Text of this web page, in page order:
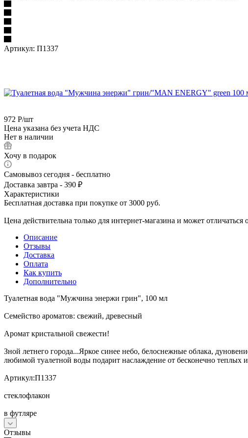
Артикул: П1337
972 Р/шт
Цена указана без учета НДС
Нет в наличии
Хочу в подарок
Самовывоз сегодня - бесплатно
Доставка завтра - 390 ₽
Характеристики
Бесплатная доставка при покупке от 3000 руб.
Цена действительна только для интернет-магазина и может
Описание
Отзывы
Доставка
Оплата
Как купить
Дополнительно
Туалетная вода "Мужчина энержи грин", 100 мл
Семейство ароматов: свежий, древесный
Аромат кристальной свежести!
Зной летнего города...Яркое синее небо, белоснежные облака,
любимой туалетной воды подарит наслаждение от бесконечно
Артикул:П1337
стеклофлакон
в футляре
Отзывы